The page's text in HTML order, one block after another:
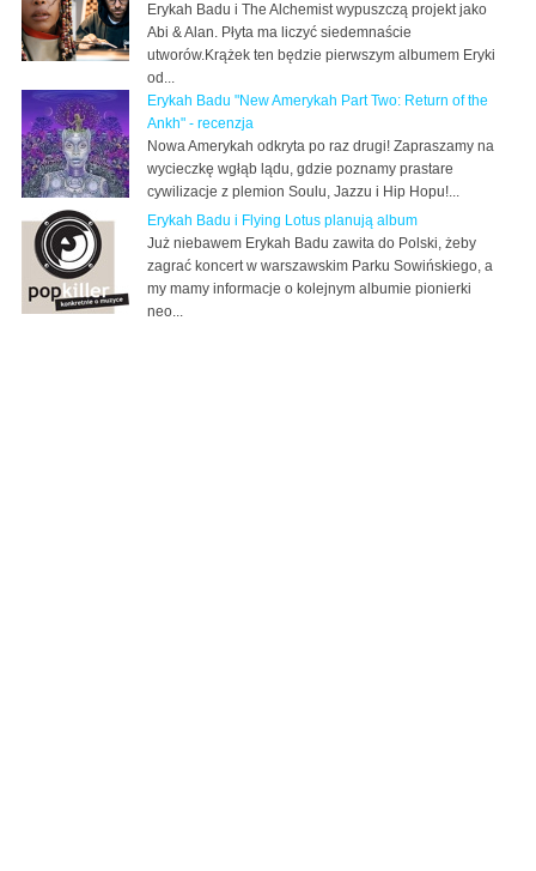
Erykah Badu i The Alchemist wypuszczą projekt jako
Abi & Alan. Płyta ma liczyć siedemnaście
utworów.Krążek ten będzie pierwszym albumem Eryki
od...
Erykah Badu "New Amerykah Part Two: Return of the
Ankh" - recenzja
Nowa Amerykah odkryta po raz drugi! Zapraszamy na
wycieczkę wgłąb lądu, gdzie poznamy prastare
cywilizacje z plemion Soulu, Jazzu i Hip Hopu!...
Erykah Badu i Flying Lotus planują album
Już niebawem Erykah Badu zawita do Polski, żeby
zagrać koncert w warszawskim Parku Sowińskiego, a
my mamy informacje o kolejnym albumie pionierki
neo...